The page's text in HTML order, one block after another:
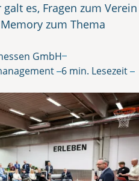
es, Fragen zum Verein
zum Thema
GmbH
6 min. Lesezeit